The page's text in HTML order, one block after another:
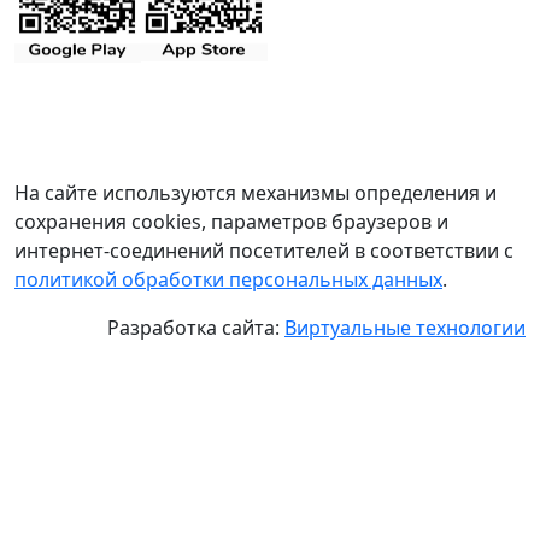
На сайте используются механизмы определения и
сохранения cookies, параметров браузеров и
интернет-соединений посетителей в соответствии с
политикой обработки персональных данных.
Разработка сайта: Виртуальные технологии